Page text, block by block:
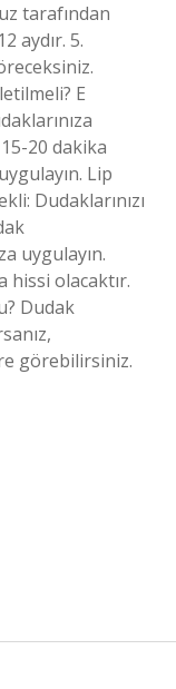
tarafından
aydır. 5.
E
20 dakika
Lip
Dudaklarınızı
uygulayın.
olacaktır.
Dudak
görebilirsiniz.